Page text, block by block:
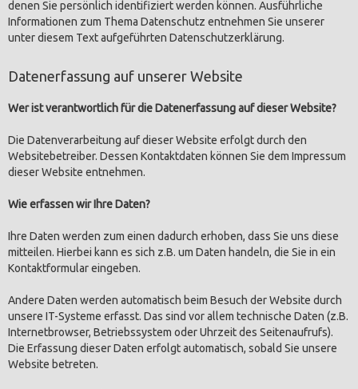
denen Sie persönlich identifiziert werden können. Ausführliche
Informationen zum Thema Datenschutz entnehmen Sie unserer
unter diesem Text aufgeführten Datenschutzerklärung.
Datenerfassung auf unserer Website
Wer ist verantwortlich für die Datenerfassung auf dieser Website?
Die Datenverarbeitung auf dieser Website erfolgt durch den
Websitebetreiber. Dessen Kontaktdaten können Sie dem Impressum
dieser Website entnehmen.
Wie erfassen wir Ihre Daten?
Ihre Daten werden zum einen dadurch erhoben, dass Sie uns diese
mitteilen. Hierbei kann es sich z.B. um Daten handeln, die Sie in ein
Kontaktformular eingeben.
Andere Daten werden automatisch beim Besuch der Website durch
unsere IT-Systeme erfasst. Das sind vor allem technische Daten (z.B.
Internetbrowser, Betriebssystem oder Uhrzeit des Seitenaufrufs).
Die Erfassung dieser Daten erfolgt automatisch, sobald Sie unsere
Website betreten.